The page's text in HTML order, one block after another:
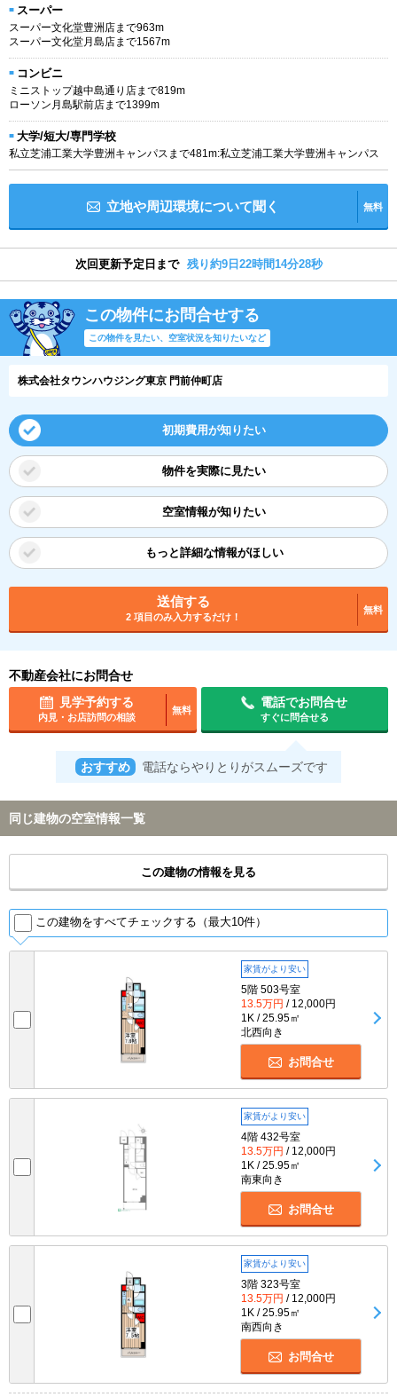
スーパー
スーパー文化堂豊洲店まで963m
スーパー文化堂月島店まで1567m
コンビニ
ミニストップ越中島通り店まで819m
ローソン月島駅前店まで1399m
大学/短大/専門学校
私立芝浦工業大学豊洲キャンパスまで481m:私立芝浦工業大学豊洲キャンパス
立地や周辺環境について聞く 無料
次回更新予定日まで 残り約9日22時間14分28秒
この物件にお問合せする
この物件を見たい、空室状況を知りたいなど
株式会社タウンハウジング東京 門前仲町店
初期費用が知りたい
物件を実際に見たい
空室情報が知りたい
もっと詳細な情報がほしい
送信する
2 項目のみ入力するだけ！
無料
不動産会社にお問合せ
見学予約する
内見・お店訪問の相談
無料
電話でお問合せ
すぐに問合せる
おすすめ 電話ならやりとりがスムーズです
同じ建物の空室情報一覧
この建物の情報を見る
この建物をすべてチェックする（最大10件）
家賃がより安い
5階 503号室
13.5万円 / 12,000円
1K / 25.95㎡
北西向き
お問合せ
家賃がより安い
4階 432号室
13.5万円 / 12,000円
1K / 25.95㎡
南東向き
お問合せ
家賃がより安い
3階 323号室
13.5万円 / 12,000円
1K / 25.95㎡
南西向き
お問合せ